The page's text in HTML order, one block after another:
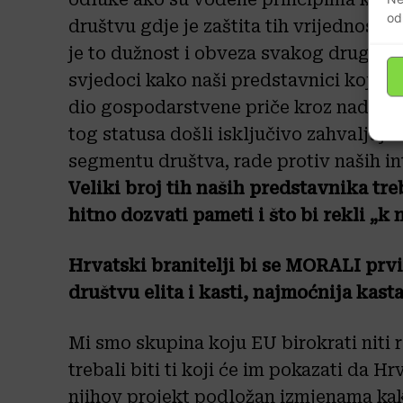
društvu gdje je zaštita tih vrijednosti
je to dužnost i obveza svakog
svjedoci kako naši predstavnici koji
dio gospodarstvene priče kroz
tog statusa došli isključivo
segmentu društva, rade protiv naših
Veliki broj tih naših predstavnika
hitno dozvati pameti i što bi rekli „k
Hrvatski branitelji bi se MORALI
društvu elita i kasti, najmoćnija
Mi smo skupina koju EU birokrati niti
trebali biti ti koji će im pokazati da
njihov projekt podložan izmjenama